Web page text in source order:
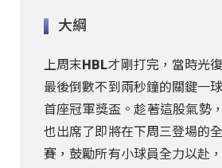
大綱
上周末HBL才剛打完，當時光
最後倒數不到兩秒鐘的關鍵一
首座冠軍獎盃。趁著這股氣勢
也出席了即將在下周三登場的
賽，鼓勵所有小球員全力以赴